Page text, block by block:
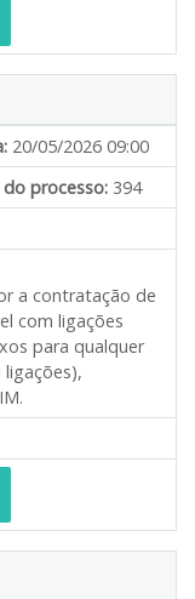
20/05/2026 09:00
processo: 394
a contratação de
com ligações
para qualquer